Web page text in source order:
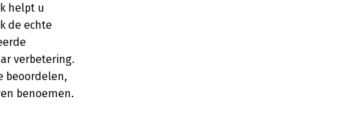
helpt u
de echte
verbetering.
beoordelen,
benoemen.